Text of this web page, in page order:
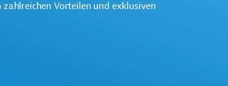
Vorteilen und exklusiven